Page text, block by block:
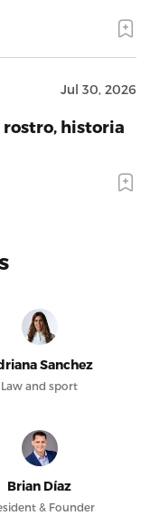
Jul 30, 2026
historia
Sanchez
Law and sport
Brian Díaz
& Founder